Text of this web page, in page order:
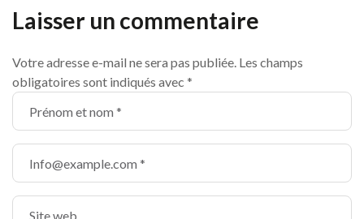
Laisser un commentaire
Votre adresse e-mail ne sera pas publiée. Les champs
obligatoires sont indiqués avec *